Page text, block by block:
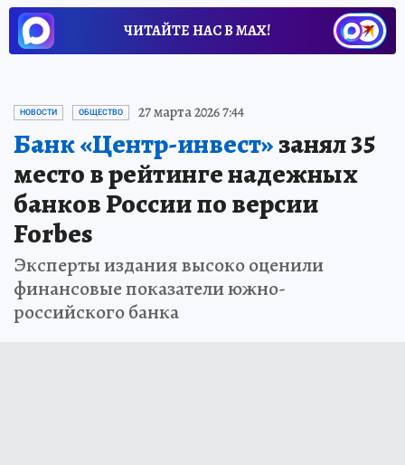
ЧИТАЙТЕ НАС В МАХ!
НОВОСТИ ОБЩЕСТВО 27 марта 2026 7:44
Банк «Центр-инвест»занял 35
место в рейтинге надежных
банков России по версии
Forbes
Эксперты издания высоко оценили
финансовые показатели южно-
российского банка